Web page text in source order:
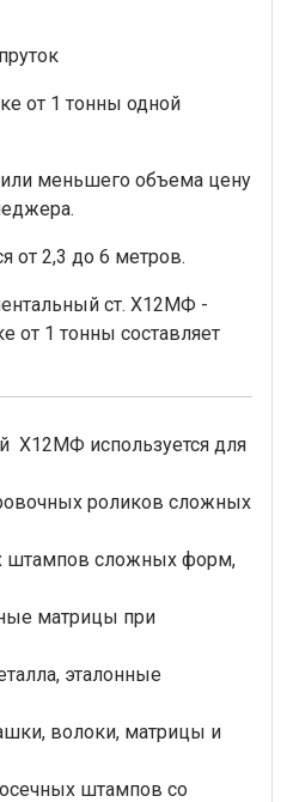
от 1 тонны одной
меньшего объема цену
от 2,3 до 6 метров.
ст. Х12МФ -
от 1 тонны составляет
Х12МФ используется для
роликов сложных
штампов сложных форм,
матрицы при
эталонные
волоки, матрицы и
штампов со